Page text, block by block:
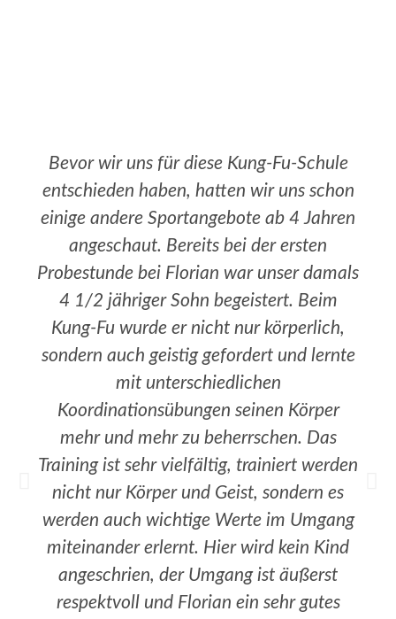
Bevor wir uns für diese Kung-Fu-Schule
entschieden haben, hatten wir uns schon
einige andere Sportangebote ab 4 Jahren
angeschaut. Bereits bei der ersten
Probestunde bei Florian war unser damals
4 1/2 jähriger Sohn begeistert. Beim
Kung-Fu wurde er nicht nur körperlich,
sondern auch geistig gefordert und lernte
mit unterschiedlichen
Koordinationsübungen seinen Körper
mehr und mehr zu beherrschen. Das
Training ist sehr vielfältig, trainiert werden
nicht nur Körper und Geist, sondern es
werden auch wichtige Werte im Umgang
miteinander erlernt. Hier wird kein Kind
angeschrien, der Umgang ist äußerst
respektvoll und Florian ein sehr gutes